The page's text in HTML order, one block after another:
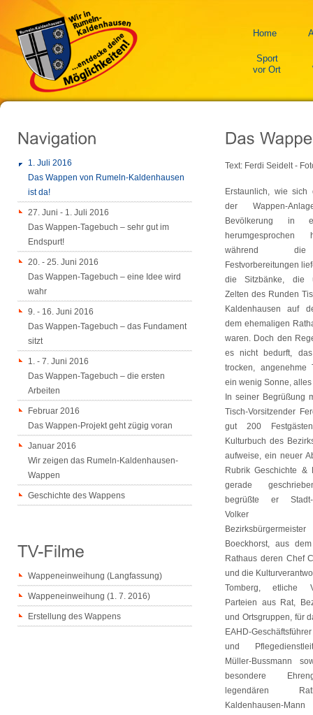
Home
Sport
vor Ort
Text: Ferdi Seidelt -
Erstaunlich, wie sich
der Wappen-
Bevölkerung in
während
Festvorbereitungen
die Sitzbänke, die
Zelten des Runden
Kaldenhausen auf
dem ehemaligen
waren. Doch den
es nicht bedurft,
trocken, angenehme
ein wenig Sonne,
In seiner Begrüßung
Tisch-Vorsitzender
gut 200
Kulturbuch des
aufweise, ein neuer
Rubrik Geschichte &
gerade
begrüßte er Stadt-
Volker
Boeckhorst, aus
Rathaus deren Chef
und die
Tomberg, etliche
Parteien aus Rat,
und Ortsgruppen, für
EAHD-
und
Müller-Bussmann
besondere
legendären
Kaldenhausen-
1. Juli 2016
Das Wappen von Rumeln-Kaldenhausen
ist da!
27. Juni - 1. Juli 2016
Das Wappen-Tagebuch – sehr gut im
Endspurt!
20. - 25. Juni 2016
Das Wappen-Tagebuch – eine Idee wird
wahr
9. - 16. Juni 2016
Das Wappen-Tagebuch – das Fundament
sitzt
1. - 7. Juni 2016
Das Wappen-Tagebuch – die ersten
Arbeiten
Februar 2016
Das Wappen-Projekt geht zügig voran
Januar 2016
Wir zeigen das Rumeln-Kaldenhausen-
Wappen
Geschichte des Wappens
Wappeneinweihung (Langfassung)
Wappeneinweihung (1. 7. 2016)
Erstellung des Wappens